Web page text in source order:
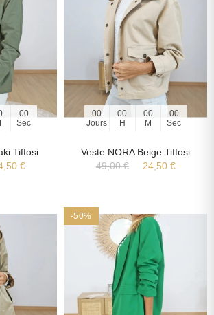
00
Sec
Tiffosi
€
00
Jours
00
H
00
M
00
Sec
Veste NORA Beige Tiffosi
49,00 €
24,50 €
-50%